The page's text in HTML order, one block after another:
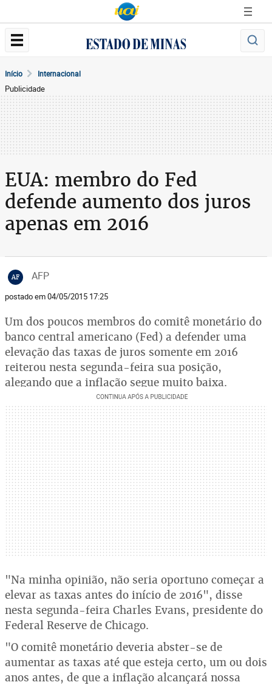
Início Internacional
Publicidade
EUA: membro do Fed
defende aumento dos juros
apenas em 2016
AF AFP
postado em 04/05/2015 17:25
Um dos poucos membros do comitê monetário do
banco central americano (Fed) a defender uma
elevação das taxas de juros somente em 2016
reiterou nesta segunda-feira sua posição,
alegando que a inflação segue muito baixa.
"Na minha opinião, não seria oportuno começar a
elevar as taxas antes do início de 2016", disse
nesta segunda-feira Charles Evans, presidente do
Federal Reserve de Chicago.
"O comitê monetário deveria abster-se de
aumentar as taxas até que esteja certo, um ou dois
anos antes, de que a inflação alcançará nossa